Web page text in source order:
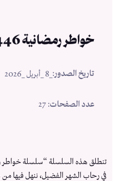
خواطر رمضانية 1446
تاريخ الصدور: _8 _أبريل _2026
عدد الصفحات: 27
تنطلق هذه السلسلة “سلسلة خواطر
في رحاب الشهر الفضيل، ننهل فيها